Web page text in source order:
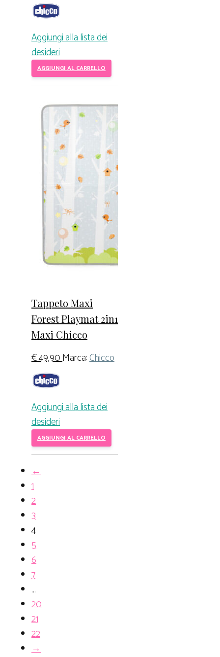
Aggiungi alla lista dei
desideri
AGGIUNGI AL CARRELLO
Tappeto Maxi
Forest Playmat 2in1
Maxi Chicco
€49,90Marca:Chicco
Aggiungi alla lista dei
desideri
AGGIUNGI AL CARRELLO
←
1
2
3
4
5
6
7
…
20
21
22
→